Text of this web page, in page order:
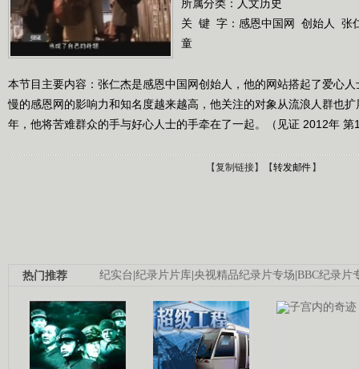
所属分类：人文历史
关 键 字： 感恩中国网 创始人
张
童
本节目主要内容：张仁杰是感恩中国网创始人，他的网站搭起了爱心
慢的感恩网的影响力和知名度越来越高，他关注的对象从流浪人群也
年，他将苦难群众的手与好心人士的手牵在了一起。（见证 2012年 第
【复制链接】【转发邮件 】
纪实台 纪录片片库 央视精品纪录片专场 BBC纪录片
热门推荐